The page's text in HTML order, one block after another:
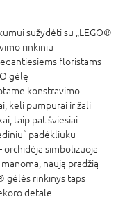
sužydėti su „LEGO®
rinkiniu
floristams
gėlę
konstravimo
keli pumpurai ir žali
taip pat šviesiai
padėkliuku
orchidėja simbolizuoja
naują pradžią
gėlės rinkinys taps
detale